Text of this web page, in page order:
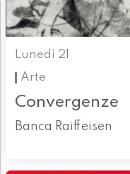
Lunedì 21
Arte
Convergenze
Banca Raiffeisen